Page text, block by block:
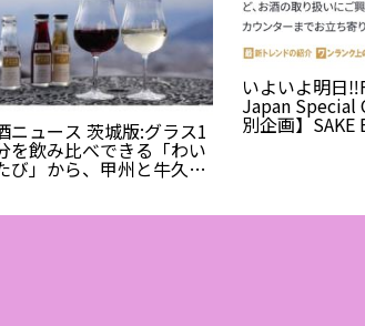
ニュース 茨城版:グラス1
を飲み比べできる「わい
び」から、甲州と牛久に
ーカスした「日本遺産ワ
いよいよ明日
Japan Special
別企画】SAKE
お酒のインフ